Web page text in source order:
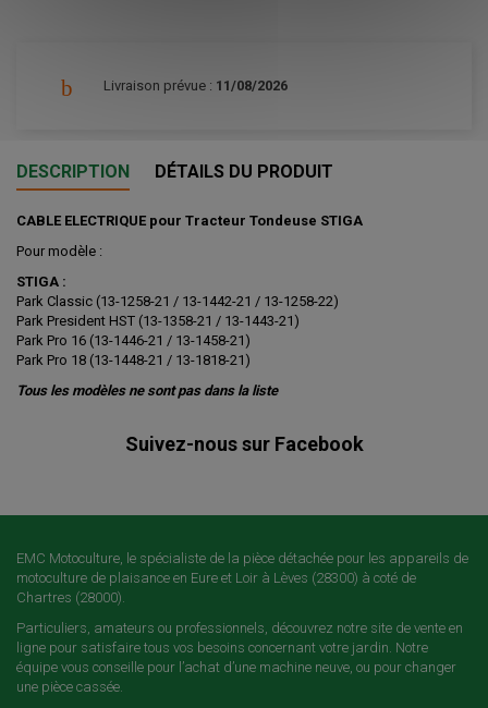
Livraison prévue : 11/08/2026
DESCRIPTION DÉTAILS DU PRODUIT
CABLE ELECTRIQUE pour Tracteur Tondeuse STIGA
Pour modèle :
STIGA :
Park Classic (13-1258-21 / 13-1442-21 / 13-1258-22)
Park President HST (13-1358-21 / 13-1443-21)
Park Pro 16 (13-1446-21 / 13-1458-21)
Park Pro 18 (13-1448-21 / 13-1818-21)
Tous les modèles ne sont pas dans la liste
Suivez-nous sur Facebook
EMC Motoculture, le spécialiste de la pièce détachée pour les appareils de
motoculture de plaisance en Eure et Loir à Lèves (28300) à coté de
Chartres (28000).
Particuliers, amateurs ou professionnels, découvrez notre site de vente en
ligne pour satisfaire tous vos besoins concernant votre jardin. Notre
équipe vous conseille pour l’achat d’une machine neuve, ou pour changer
une pièce cassée.